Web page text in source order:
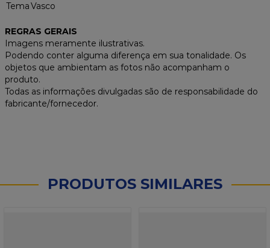
TemaVasco
REGRAS GERAIS
Imagens meramente ilustrativas.
Podendo conter alguma diferença em sua tonalidade. Os
objetos que ambientam as fotos não acompanham o
produto.
Todas as informações divulgadas são de responsabilidade do
fabricante/fornecedor.
PRODUTOS SIMILARES